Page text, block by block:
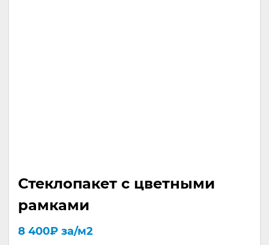
Стеклопакет с цветными
рамками
8 400₽ за/м2